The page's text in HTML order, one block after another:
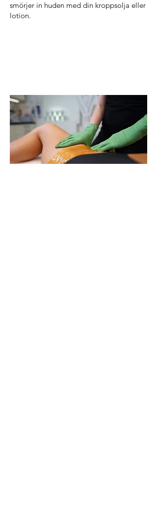
smörjer in huden med din kroppsolja eller
lotion.